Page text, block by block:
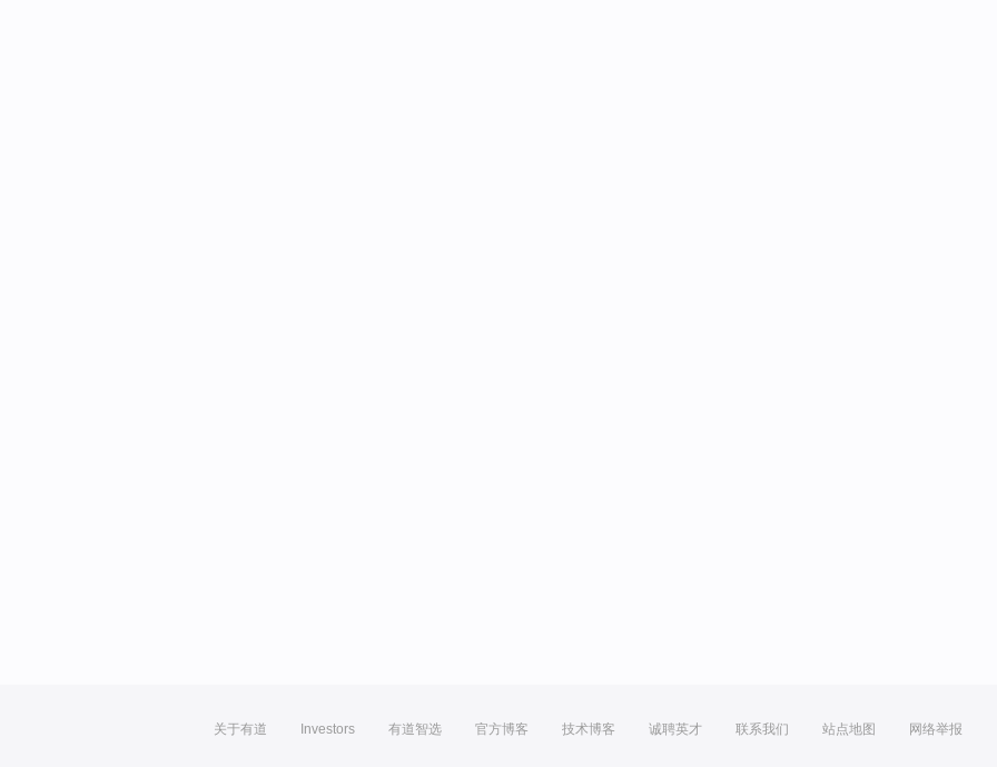
关于有道 Investors 有道智选 官方博客 技术博客 诚聘英才 联系我们 站点地图 网络举报